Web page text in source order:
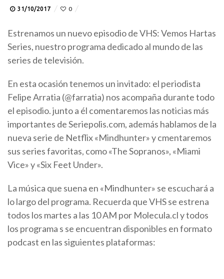
31/10/2017 0
Estrenamos un nuevo episodio de VHS: Vemos Hartas
Series, nuestro programa dedicado al mundo de las
series de televisión.
En esta ocasión tenemos un invitado: el periodista
Felipe Arratia (@farratia) nos acompaña durante todo
el episodio. junto a él comentaremos las noticias más
importantes de Seriepolis.com, además hablamos de la
nueva serie de Netflix «Mindhunter» y cmentaremos
sus series favoritas, como «The Sopranos», «Miami
Vice» y «Six Feet Under».
La música que suena en «Mindhunter» se escuchará a
lo largo del programa. Recuerda que VHS se estrena
todos los martes a las 10 AM por Molecula.cl y todos
los programa s se encuentran disponibles en formato
podcast en las siguientes plataformas: